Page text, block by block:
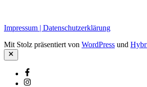
Impressum | Datenschutzerklärung
Mit Stolz präsentiert von WordPress und
Schließen
Facebook
Instagram